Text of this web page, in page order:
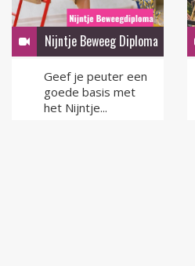
Nijntje Beweeg Diploma
Geef je peuter een
goede basis met
het Nijntje...